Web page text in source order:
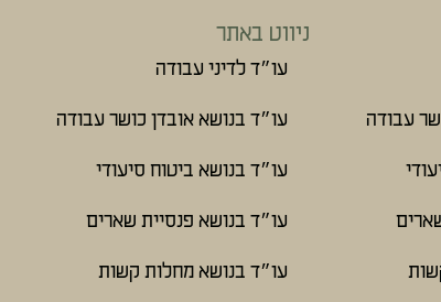
עבודה
ניווט באתר
עו״ד לדיני עבודה
עו״ד בנושא אובדן כושר עבודה
עו״ד בנושא ביטוח סיעודי
עו״ד בנושא פנסיית שארים
עו״ד בנושא מחלות קשות